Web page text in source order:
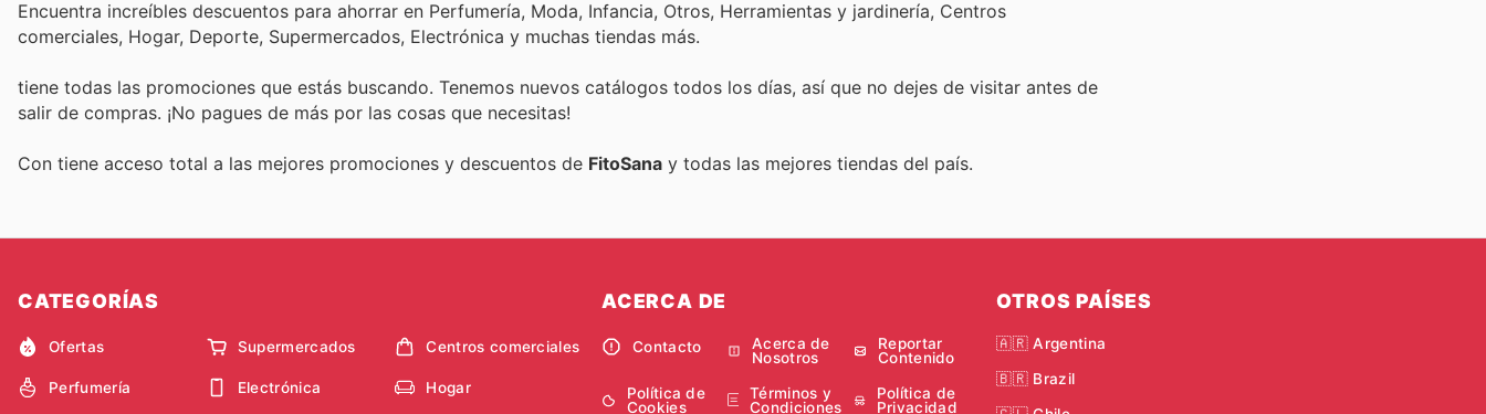
Encuentra increíbles descuentos para ahorrar en Perfumería, Moda, Infancia, Otros, Herramientas y jardinería, Centros
comerciales, Hogar, Deporte, Supermercados, Electrónica y muchas tiendas más.
tiene todas las promociones que estás buscando. Tenemos nuevos catálogos todos los días, así que no dejes de visitar antes de
salir de compras. ¡No pagues de más por las cosas que necesitas!
Con tiene acceso total a las mejores promociones y descuentos de FitoSana y todas las mejores tiendas del país.
CATEGORÍAS
Ofertas Supermercados Centros comerciales
Perfumería Electrónica Hogar
ACERCA DE
Contacto
Acerca de
Nosotros
Reportar
Contenido
Política de
Cookies
Términos y
Condiciones
Política de
Privacidad
OTROS PAÍSES
🇦🇷 Argentina
🇧🇷 Brazil